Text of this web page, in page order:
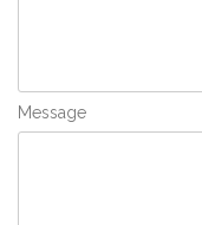
Message